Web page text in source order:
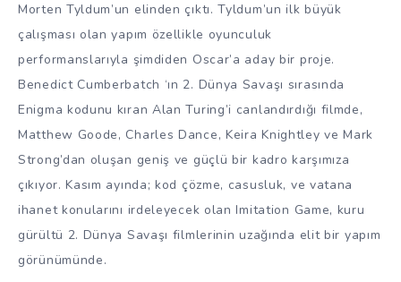
Morten Tyldum’un elinden çıktı. Tyldum’un ilk büyük
çalışması olan yapım özellikle oyunculuk
performanslarıyla şimdiden Oscar’a aday bir proje.
Benedict Cumberbatch ‘ın 2. Dünya Savaşı sırasında
Enigma kodunu kıran Alan Turing’i canlandırdığı filmde,
Matthew Goode, Charles Dance, Keira Knightley ve Mark
Strong’dan oluşan geniş ve güçlü bir kadro karşımıza
çıkıyor. Kasım ayında; kod çözme, casusluk, ve vatana
ihanet konularını irdeleyecek olan Imitation Game, kuru
gürültü 2. Dünya Savaşı filmlerinin uzağında elit bir yapım
görünümünde.